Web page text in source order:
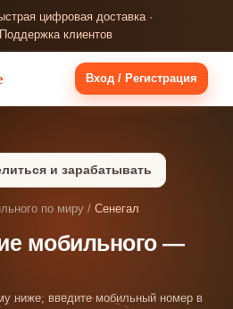
цифровая доставка ·
клиентов
Вход / Регистрация
и зарабатывать
по миру / Сенегал
мобильного —
ниже, введите мобильный номер в